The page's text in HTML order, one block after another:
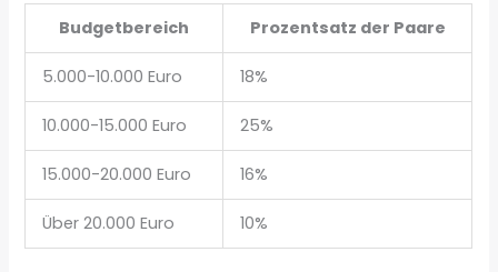
Budgetbereich Prozentsatz der Paare
5.000-10.000 Euro 18%
10.000-15.000 Euro 25%
15.000-20.000 Euro 16%
Über 20.000 Euro 10%